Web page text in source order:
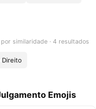
por similaridade · 4 resultados
Direito
Emojis